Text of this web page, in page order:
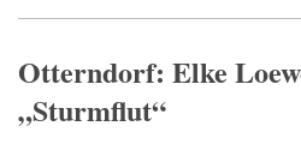
Otterndorf: Elke
„Sturmflut“